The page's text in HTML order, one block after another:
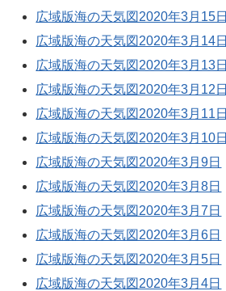
広域版海の天気図2020年3月15日
広域版海の天気図2020年3月14日
広域版海の天気図2020年3月13日
広域版海の天気図2020年3月12日
広域版海の天気図2020年3月11日
広域版海の天気図2020年3月10日
広域版海の天気図2020年3月9日
広域版海の天気図2020年3月8日
広域版海の天気図2020年3月7日
広域版海の天気図2020年3月6日
広域版海の天気図2020年3月5日
広域版海の天気図2020年3月4日